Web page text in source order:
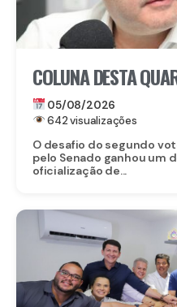
COLUNA DESTA
05/08/2026
642 visualizações
O desafio do segundo
pelo Senado ganhou um
oficialização de...